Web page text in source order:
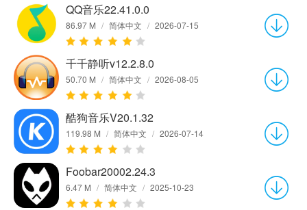
QQ音乐22.41.0.0
86.97 M / 简体中文 / 2026-07-15
千千静听v12.2.8.0
50.70 M / 简体中文 / 2026-08-05
酷狗音乐V20.1.32
119.98 M / 简体中文 / 2026-07-14
Foobar20002.24.3
6.47 M / 简体中文 / 2025-10-23